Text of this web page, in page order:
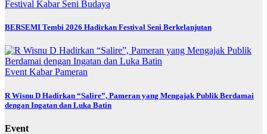
Festival Kabar Seni Budaya
BERSEMI Tembi 2026 Hadirkan Festival Seni Berkelanjutan
EventKabarPameran
R Wisnu D Hadirkan “Salire”, Pameran yang Mengajak Publik Berdamai
dengan Ingatan dan Luka Batin
Event